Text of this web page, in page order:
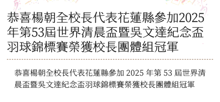
恭喜楊朝全校長代表花蓮縣參加2025
年第53屆世界清晨盃暨吳文達紀念盃
羽球錦標賽榮獲校長團體組冠軍
恭喜楊朝全校長代表花蓮縣參加 2025 年第 53 屆世界清
晨盃暨吳文達紀念盃羽球錦標賽榮獲校長團體組冠軍